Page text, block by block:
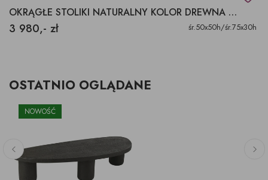
OKRĄGŁE STOLIKI NATURALNY KOLOR DREWNA KOMPLET
3 980,- zł śr.50x50h/śr.75x30h
OSTATNIO OGLĄDANE
NOWOŚĆ